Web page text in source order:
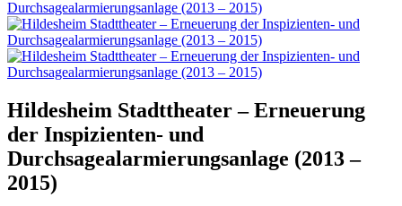
Hildesheim Stadttheater – Erneuerung
der Inspizienten- und
Durchsagealarmierungsanlage (2013 –
2015)